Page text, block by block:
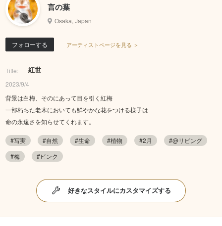
言の葉
Osaka, Japan
フォローする アーティストページを見る ＞
Title: 紅世
2023/9/4
背景は白梅、そのにあって目を引く紅梅
一部朽ちた老木においても鮮やかな花をつける様子は
命の永遠さを知らせてくれます。
#写実 #自然 #生命 #植物 #2月
#@リビング
#梅
#ピンク
好きなスタイルにカスタマイズする